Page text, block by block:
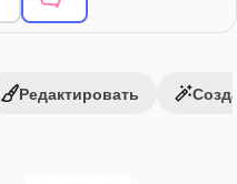
Редактировать